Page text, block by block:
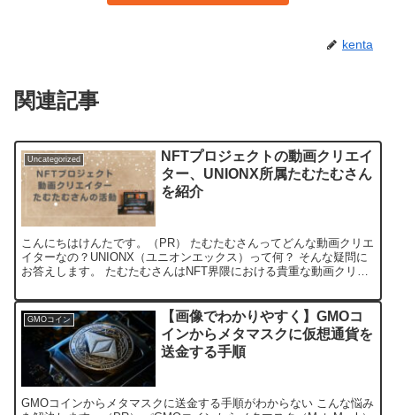
kenta
関連記事
Uncategorized
NFTプロジェクトの動画クリエイ
ター、UNIONX所属たむたむさん
を紹介
こんにちはけんたです。（PR） たむたむさんってどんな動画クリエ
イターなの？UNIONX（ユニオンエックス）って何？ そんな疑問に
お答えします。 たむたむさんはNFT界隈における貴重な動画クリエ
GMOコイン
【画像でわかりやすく】GMOコ
インからメタマスクに仮想通貨を
送金する手順
GMOコインからメタマスクに送金する手順がわからない こんな悩み